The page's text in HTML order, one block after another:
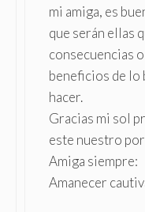
mi amiga, es
que serán ellas
consecuencias
beneficios de lo
hacer.
Gracias mi sol
este nuestro
Amiga siempre:
Amanecer